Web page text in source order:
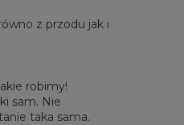
65 66 66
z przodu jak i
robimy!
sam. Nie
taka sama.